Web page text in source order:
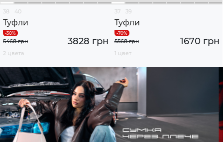
38 40
Туфли
3828 грн
5468 грн
2 цвета
37 39
Туфли
1670 грн
5568 грн
1 цвет